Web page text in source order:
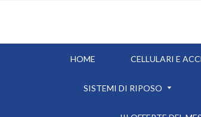
HOME CELLULARI E
SISTEMI DI RIPOSO